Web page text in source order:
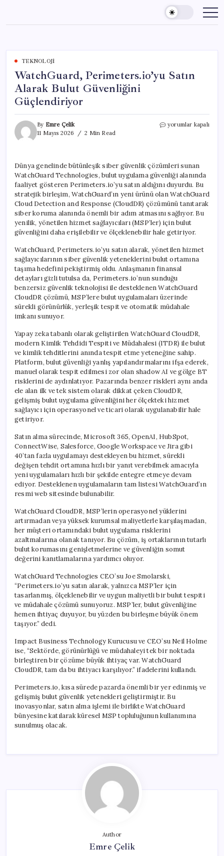
content
TEKNOLOJI
WatchGuard, Perimeters.io’yu Satın
Alarak Bulut Güvenliğini
Güçlendiriyor
By Emre Çelik
11 Mayıs 2026
2 Min Read
WatchGuard,
Güvenliğini
Güçlendiriyor
için
yorumlar kapalı
Dünya genelinde bütünleşik siber güvenlik çözümleri sunan
WatchGuard Technologies, bulut uygulama güvenliği alanında
faaliyet gösteren Perimeters.io’yu satın aldığını duyurdu. Bu
stratejik birleşim, WatchGuard’ın yeni ürünü olan WatchGuard
Cloud Detection and Response (CloudDR) çözümünü tanıtarak
siber koruma alanında önemli bir adım atmasını sağlıyor. Bu
yenilik, yönetilen hizmet sağlayıcıları (MSP’ler) için bulut
güvenliğini daha erişilebilir ve ölçeklenebilir hale getiriyor.
WatchGuard, Perimeters.io’yu satın alarak, yönetilen hizmet
sağlayıcılarının siber güvenlik yeteneklerini bulut ortamına
taşıma hedefini pekiştirmiş oldu. Anlaşmanın finansal
detayları gizli tutulsa da, Perimeters.io’nun sunduğu
benzersiz güvenlik teknolojisi ile desteklenen WatchGuard
CloudDR çözümü, MSP’lere bulut uygulamaları üzerinde
sürekli görünürlük, yerleşik tespit ve otomatik müdahale
imkanı sunuyor.
Yapay zeka tabanlı olarak geliştirilen WatchGuard CloudDR,
modern Kimlik Tehdidi Tespiti ve Müdahalesi (ITDR) ile bulut
ve kimlik tehditlerini anında tespit etme yeteneğine sahip.
Platform, bulut güvenliği yanlış yapılandırmalarını ifşa ederek,
manuel olarak tespit edilmesi zor olan shadow AI ve gölge BT
risklerini de aydınlatıyor. Pazarında benzer riskleri aynı anda
ele alan ilk ve tek sistem olarak dikkat çeken CloudDR,
gelişmiş bulut uygulama güvenliğini her ölçekteki hizmet
sağlayıcı için operasyonel ve ticari olarak uygulanabilir hale
getiriyor.
Satın alma sürecinde, Microsoft 365, OpenAI, HubSpot,
ConnectWise, Salesforce, Google Workspace ve Jira gibi
40’tan fazla uygulamayı destekleyen bu hizmet, sürekli
değişen tehdit ortamına hızlı bir yanıt verebilmek amacıyla
yeni uygulamaları hızlı bir şekilde entegre etmeye devam
ediyor. Desteklenen uygulamaların tam listesi WatchGuard’ın
resmi web sitesinde bulunabilir.
WatchGuard CloudDR, MSP’lerin operasyonel yüklerini
artırmadan veya yüksek kurumsal maliyetlerle karşılaşmadan,
her müşteri ortamındaki bulut uygulama risklerini
azaltmalarına olanak tanıyor. Bu çözüm, iş ortaklarının tutarlı
bulut korumasını genişletmelerine ve güvenliğin somut
değerini kanıtlamalarına yardımcı oluyor.
WatchGuard Technologies CEO’su Joe Smolarski,
“Perimeters.io’yu satın alarak, yalnızca MSP’ler için
tasarlanmış, ölçeklenebilir ve uygun maliyetli bir bulut tespiti
ve müdahale çözümü sunuyoruz. MSP’ler, bulut güvenliğine
hemen ihtiyaç duyuyor, bu yüzden bu birleşme büyük önem
taşıyor.” dedi.
Impact Business Technology Kurucusu ve CEO’su Neil Holme
ise, “Sektörde, görünürlüğü ve müdahaleyi tek bir noktada
birleştiren bir çözüme büyük ihtiyaç var. WatchGuard
CloudDR, tam da bu ihtiyacı karşılıyor.” ifadelerini kullandı.
Perimeters.io, kısa sürede pazarda önemli bir yer edinmiş ve
gelişmiş bulut güvenlik yetenekleri geliştirmiştir. Bu
inovasyonlar, satın alma işlemi ile birlikte WatchGuard
bünyesine katılarak küresel MSP topluluğunun kullanımına
sunulmuş olacak.
Author
Emre Çelik